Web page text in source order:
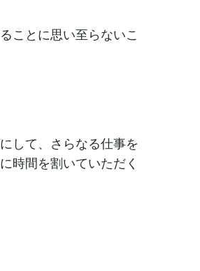
ことに思い至らないこ
して、さらなる仕事を
時間を割いていただく